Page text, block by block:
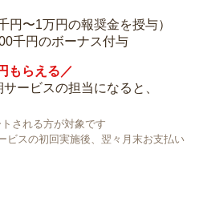
円〜1万円の報奨金を授与）
千円のボーナス付与
もらえる／
ービスの担当になると、
される方が対象です
ビスの初回実施後、翌々月末お支払い